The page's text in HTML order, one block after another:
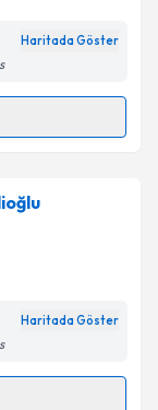
belirtilen
Haritada Göster
randevu
randevu
e-posta ile
Haritada Göster